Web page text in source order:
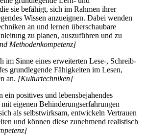
sie befähigt, sich im Rahmen ihrer
Wissen anzueignen. Dabei wenden
an und lernen überschaubare
zu planen, auszuführen und zu
Methodenkompetenz]
im Sinne eines erweiterten Lese-, Schreib-
grundlegende Fähigkeiten im Lesen,
an. [Kulturtechniken]
positives und lebensbejahendes
eigenen Behinderungserfahrungen
als selbstwirksam, entwickeln Vertrauen
und können diese zunehmend realistisch